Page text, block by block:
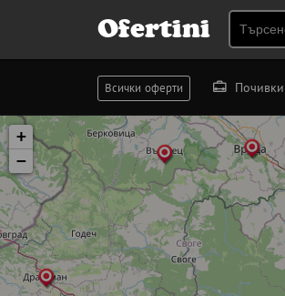
Ofertini
Всички оферти Почивки
+
−